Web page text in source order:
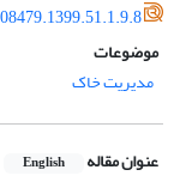
موضوعات
مدیریت خاک
عنوان مقاله English